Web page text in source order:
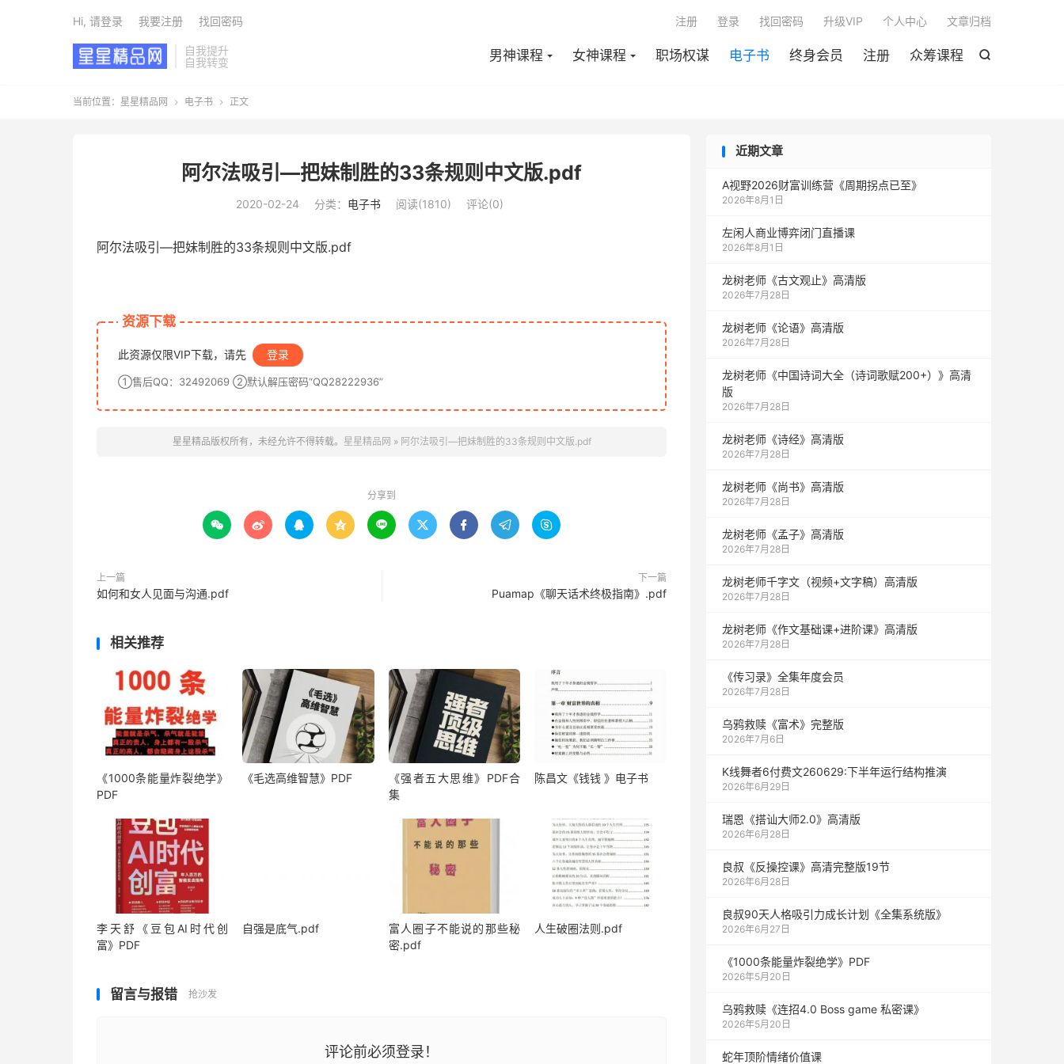
自我提升
自我转变

男神课程 女神课程 职场权谋 电子书 终身会员 注册 众筹课程
注册 登录 找回密码 升级VIP 个人中心 文章归档
Hi, 请登录 我要注册 找回密码
当前位置： 星星精品网  电子书  正文
阿尔法吸引—把妹制胜的33条规则中文版.pdf
2020-02-24 分类： 电子书 阅读(1810) 评论(0)
阿尔法吸引—把妹制胜的33条规则中文版.pdf
资源下载
此资源仅限VIP下载，请先 登录
①售后QQ：32492069 ②默认解压密码“QQ28222936”
星星精品版权所有，未经允许不得转载。 星星精品网 » 阿尔法吸引—把妹制胜的33条规则中文版.pdf
分享到
        
上一篇
如何和女人见面与沟通.pdf
下一篇
Puamap《聊天话术终极指南》.pdf
相关推荐
《1000‮能条‬‎量‮裂炸‬‎绝学》
PDF
《毛‮高选‬维智慧》PDF
《强者五大思维》PDF合
集
陈昌文《钱钱 》电子书
李天舒《豆包AI时代创
富》PDF
自强是底气.pdf
富人圈子不能说的那些秘
密.pdf
人生破圈法则.pdf
留言与报错 抢沙发
评论前必须登录！
近期文章
A视野2026财富训练营《周期拐点已至》
2026年8月1日
左闲人商业博弈闭门直播课
2026年8月1日
龙树老师《古文观止》高清版
2026年7月28日
龙树老师《论语》高清版
2026年7月28日
龙树老师《中国诗词大全（诗词歌赋200+）》高清
版
2026年7月28日
龙树老师《诗经》高清版
2026年7月28日
龙树老师《尚书》高清版
2026年7月28日
龙树老师《孟子》高清版
2026年7月28日
龙树老师千字文（视频+文字稿）高清版
2026年7月28日
龙树老师《作文基础课+进阶课》高清版
2026年7月28日
《传习录》全集年度会员
2026年7月28日
乌鸦救赎《富术》完整版
2026年7月6日
K线舞者6付费文260629:下半年运行结构推演
2026年6月29日
瑞恩《搭讪大师2.0》高清版
2026年6月28日
良叔《反操控课》高清完整版19节
2026年6月28日
良叔90天人格吸引力成长计划《全集系统版》
2026年6月27日
《1000‮能条‬‎量‮裂炸‬‎绝学》PDF
2026年5月20日
乌鸦救赎《连招4.0 Boss game 私密课》
2026年5月20日
蛇年顶阶情绪价值课